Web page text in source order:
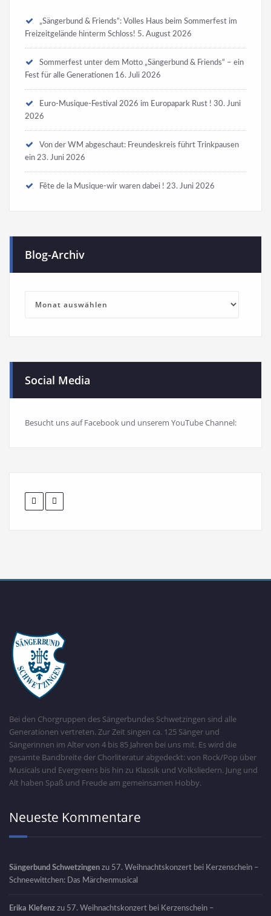
„Sängerbund & Friends“: Volles Haus beim Sommerfest im
Freizeitgelände hinterm Schloss! 5. August 2026
Sommerfest unter dem Motto „Sängerbund & Friends“ – ein
Fest für alle Generationen 16. Juli 2026
Euro-Musique-Festival 2026 im Europapark Rust ! 30. Juni
2026
Von der WM abgeschaut: Freundeskreis führt Trinkpausen
ein 23. Juni 2026
Fête de la Musique-wir waren dabei ! 23. Juni 2026
Blog-Archiv
Archiv
Social Media
Besucht uns auf Facebook und unserem YouTube Channel:
Bei den Chorgruppen des Sängerbundes Schwetzingen sind alle
Generationen vertreten. Zur Zeit singen ca. 125 Sänger und
Sängerinnen im Alter von 4 bis 85 Jahren bei uns mit. Es wird die
gesamte Bandbreite der Chorliteratur abgedeckt: von Rock/Pop über
Musicals und Evergreens bis hin zu Klassik und Volksliedern. Jung und
Alt haben Spaß und Freude am gemeinsamen Hobby.
Neueste Kommentare
Sängerbund Schwetzingen zu 57. Weihnachtskonzert bei Kerzenschein –
Schneewittchen: Das Märchenmusical
Erika Klefenz zu 57. Weihnachtskonzert bei Kerzenschein –